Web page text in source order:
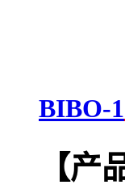
BIBO-1
【产